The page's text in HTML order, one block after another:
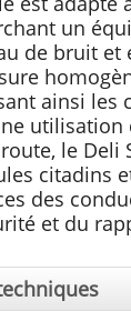
un
de bruit et
ainsi les
le Deli
citadins
des
et du